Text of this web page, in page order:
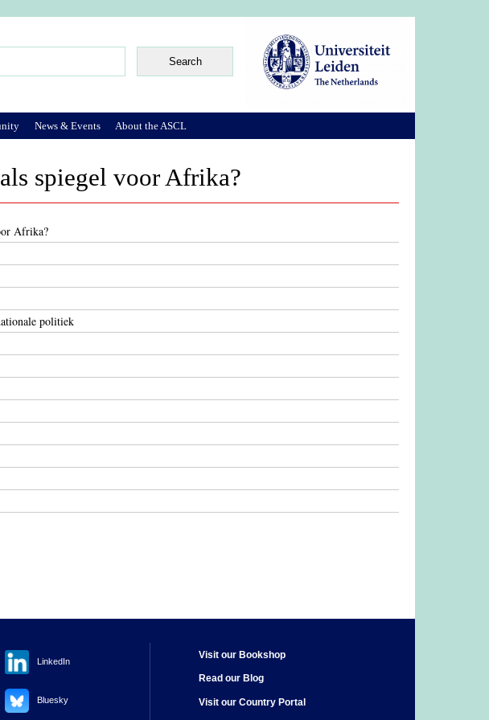
spiegel voor Afrika?
Afrika?
politiek
News & Events About the ASCL
LinkedIn
Bluesky
Visit our Bookshop
Read our Blog
Visit our Country Portal